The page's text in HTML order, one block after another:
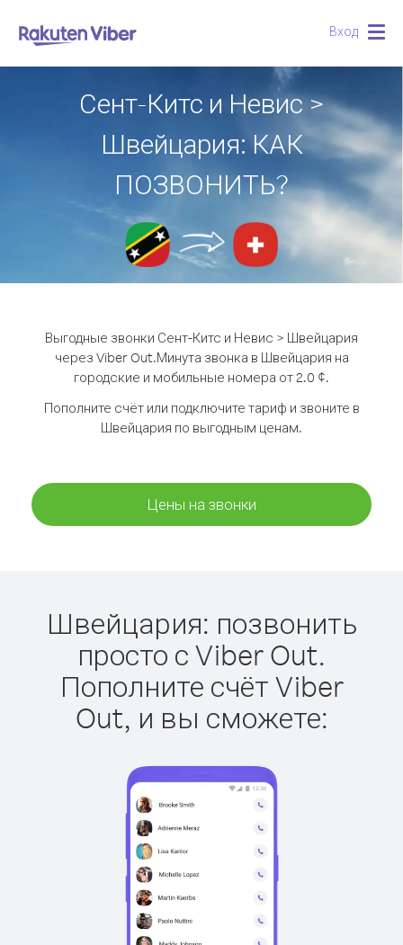
Вход
Сент-Китс и Невис >
Швейцария: КАК
ПОЗВОНИТЬ?
Выгодные звонки Сент-Китс и Невис > Швейцария
через Viber Out.Минута звонка в Швейцария на
городские и мобильные номера от 2.0 ¢.
Пополните счёт или подключите тариф и звоните в
Швейцария по выгодным ценам.
Цены на звонки
Швейцария: позвонить
просто с Viber Out.
Пополните счёт Viber
Out, и вы сможете: